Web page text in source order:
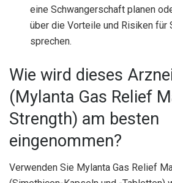
eine Schwangerschaft planen
über die Vorteile und Risiken für
sprechen.
Wie wird dieses
(Mylanta Gas Relief
Strength) am besten
eingenommen?
Verwenden Sie Mylanta Gas Relief